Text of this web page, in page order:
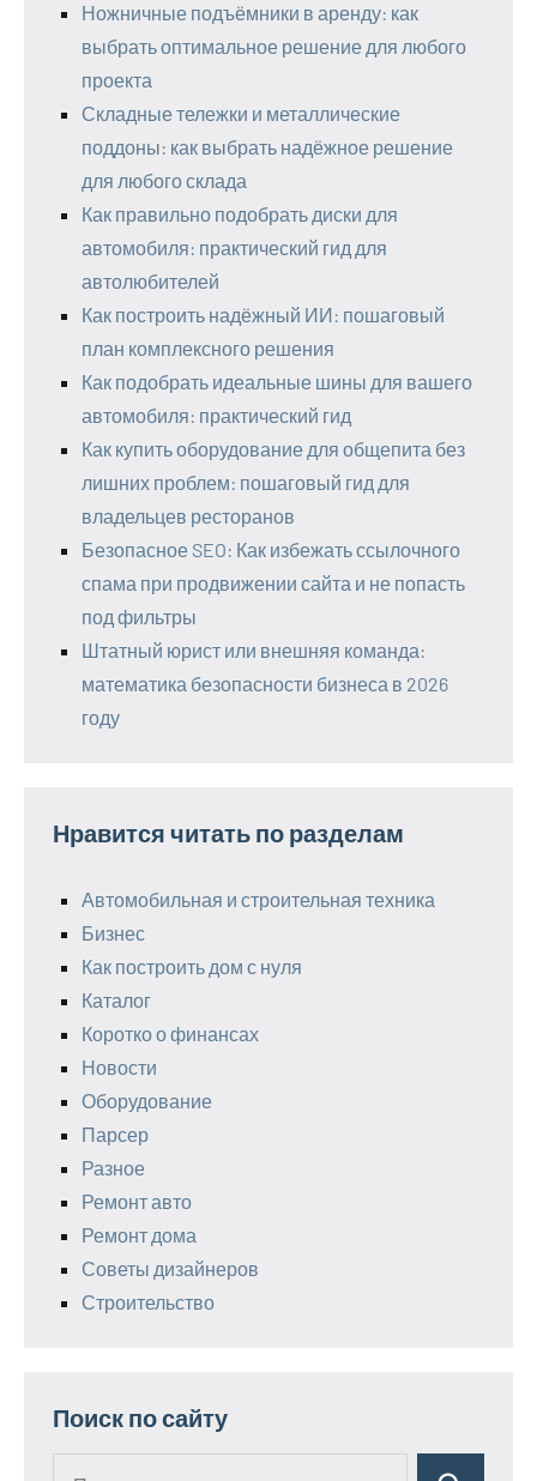
Ножничные подъёмники в аренду: как
выбрать оптимальное решение для любого
проекта
Складные тележки и металлические
поддоны: как выбрать надёжное решение
для любого склада
Как правильно подобрать диски для
автомобиля: практический гид для
автолюбителей
Как построить надёжный ИИ: пошаговый
план комплексного решения
Как подобрать идеальные шины для вашего
автомобиля: практический гид
Как купить оборудование для общепита без
лишних проблем: пошаговый гид для
владельцев ресторанов
Безопасное SEO: Как избежать ссылочного
спама при продвижении сайта и не попасть
под фильтры
Штатный юрист или внешняя команда:
математика безопасности бизнеса в 2026
году
Нравится читать по разделам
Автомобильная и строительная техника
Бизнес
Как построить дом с нуля
Каталог
Коротко о финансах
Новости
Оборудование
Парсер
Разное
Ремонт авто
Ремонт дома
Советы дизайнеров
Строительство
Поиск по сайту